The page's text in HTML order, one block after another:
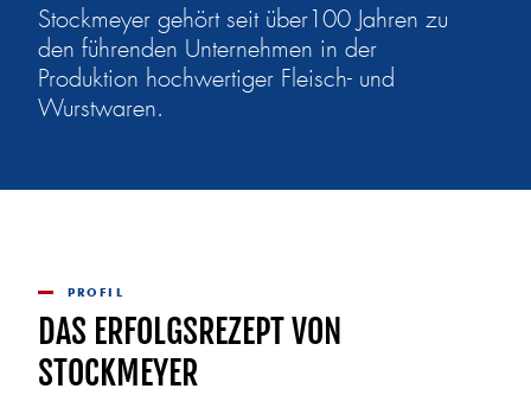
Stockmeyer gehört seit über100 Jahren zu
den führenden Unternehmen in der
Produktion hochwertiger Fleisch- und
Wurstwaren.
PROFIL
DAS ERFOLGSREZEPT VON
STOCKMEYER